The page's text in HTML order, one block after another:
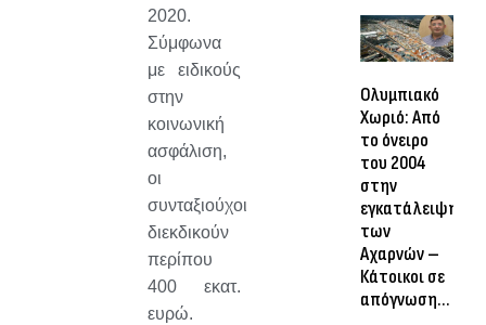
2020.
Σύμφωνα
με ειδικούς
στην
κοινωνική
ασφάλιση,
οι
συνταξιούχοι
διεκδικούν
περίπου
400 εκατ.
ευρώ.
Ολυμπιακό
Χωριό: Από
το όνειρο
του 2004
στην
εγκατάλειψη
των
Αχαρνών –
Κάτοικοι σε
απόγνωση…